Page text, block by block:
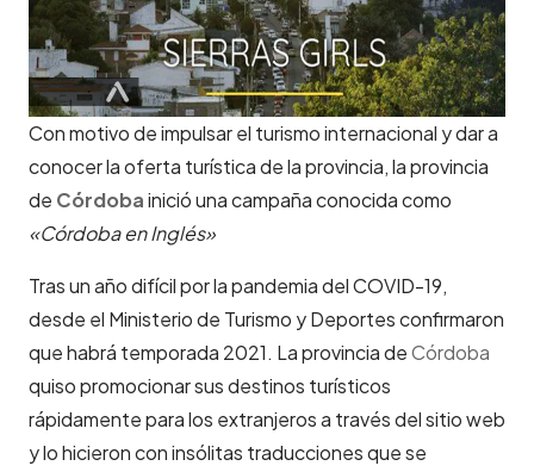
Con motivo de impulsar el turismo internacional y dar a
conocer la oferta turística de la provincia, la provincia
de Córdobainició una campaña conocida como
«Córdoba en Inglés»
Tras un año difícil por la pandemia del COVID-19,
desde el Ministerio de Turismo y Deportes confirmaron
que habrá temporada 2021. La provincia deCórdoba
quiso promocionar sus destinos turísticos
rápidamente para los extranjeros a través del sitio web
y lo hicieron con insólitas traducciones que se